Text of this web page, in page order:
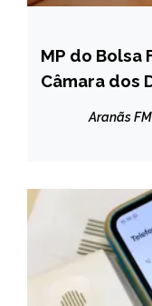
BRASIL
NOTÍCIAS
MP do Bolsa
Câmara dos
Aranãs FM